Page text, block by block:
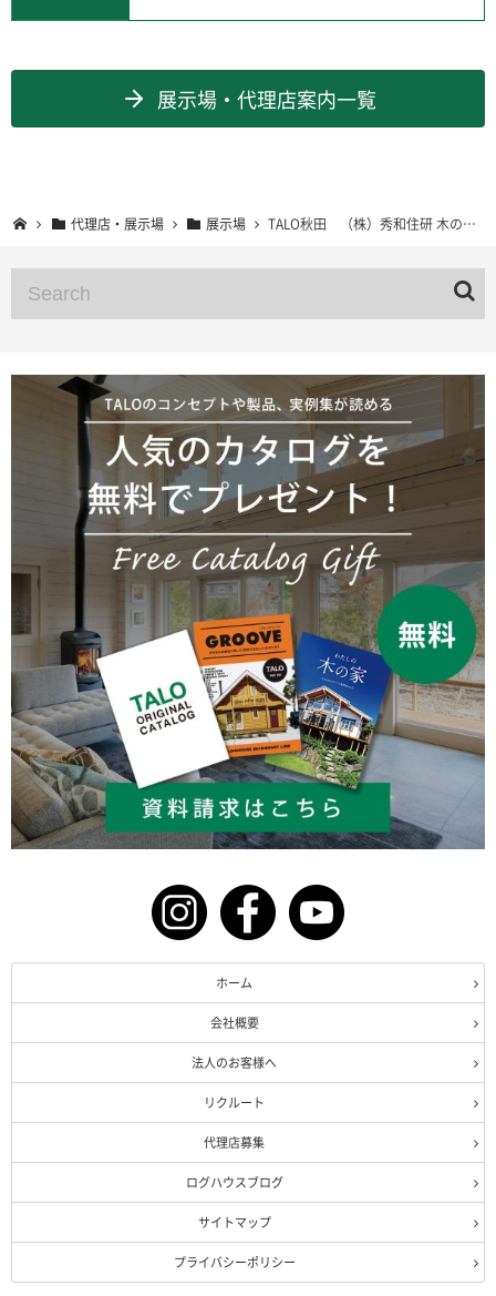
展示場・代理店案内一覧
代理店・展示場 展示場 TALO秋田 （株）秀和住研 木の家 秋田展示場
ホーム
会社概要
法人のお客様へ
リクルート
代理店募集
ログハウスブログ
サイトマップ
プライバシーポリシー